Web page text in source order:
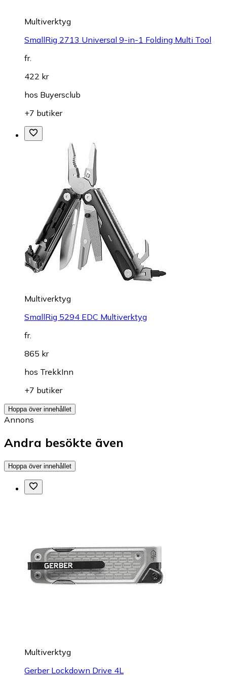
Multiverktyg
SmallRig 2713 Universal 9-in-1 Folding Multi Tool
fr.
422 kr
hos Buyersclub
+7 butiker
Multiverktyg
SmallRig 5294 EDC Multiverktyg
fr.
865 kr
hos TrekkInn
+7 butiker
Hoppa över innehållet
Annons
Andra besökte även
Hoppa över innehållet
Multiverktyg
Gerber Lockdown Drive 4L